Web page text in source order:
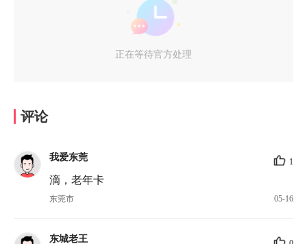
正在等待官方处理
评论
我爱东莞 1
滴，老年卡
东莞市 05-16
东城老王